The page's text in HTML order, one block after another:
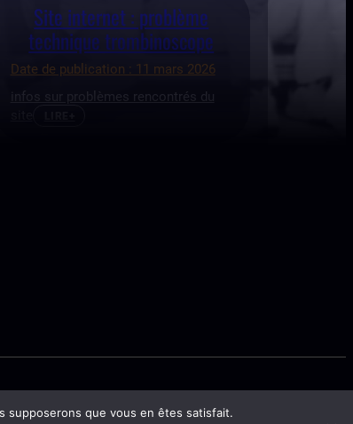
Site internet : problème
technique trombinoscope
Date de publication : 11 mars 2026
infos sur problèmes rencontrés du
supposerons que vous en êtes satisfait.